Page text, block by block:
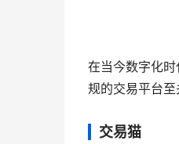
在当今数字化
规的交易平台至
交易猫